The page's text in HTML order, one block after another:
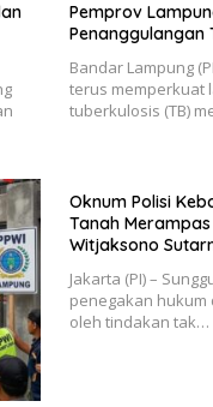
Pemprov
Penanggulangan
Bandar Lampung
terus memperkuat
tuberkulosis (TB)
Oknum Polisi
Tanah
Witjaksono
Jakarta (PI) –
penegakan hukum
oleh tindakan tak…